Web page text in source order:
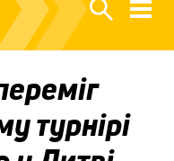
турнірі